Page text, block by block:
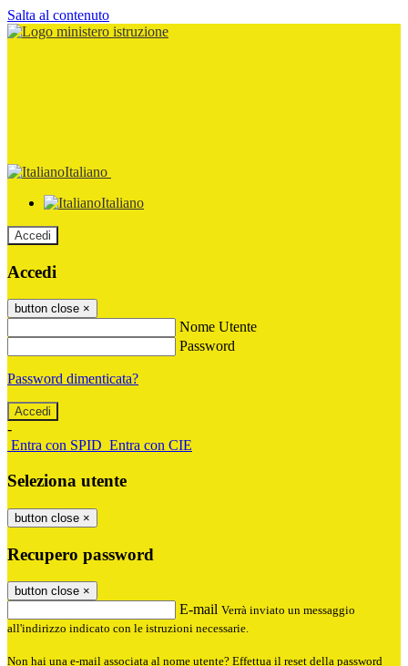
Salta al contenuto
Italiano
Italiano
Accedi
Accedi
button close ×
Nome Utente
Password
Password dimenticata?
-
Entra con SPID Entra con CIE
Seleziona utente
button close ×
Recupero password
button close ×
E-mail Verrà inviato un messaggio
all'indirizzo indicato con le istruzioni necessarie.
Non hai una e-mail associata al nome utente? Effettua il reset della password